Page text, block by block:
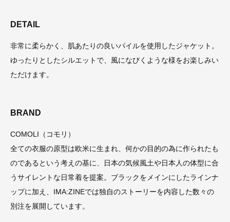
DETAIL
非常に柔らかく、肌あたりの良いパイルを使用したジャケット。
ゆったりとしたシルエットで、風になびくような様をお楽しみい
ただけます。
BRAND
COMOLI（コモリ）
全ての衣服の原型は欧米に生まれ、何かの目的の為に作られたも
のであるという考えの基に、日本の気候風土や日本人の体型に合
うサイレントな日常着を提案。ブラックをメインにしたラインナ
ップに加え、IMA:ZINEでは独自のストーリーを内容した数々の
別注を展開しています。